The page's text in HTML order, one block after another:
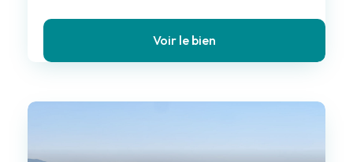
Voir le bien